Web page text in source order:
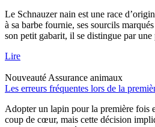
Le Schnauzer nain est une race
à sa barbe fournie, ses sourcils
son petit gabarit, il se distingue par
Lire
Nouveauté Assurance animaux
Les erreurs fréquentes lors de la
Adopter un lapin pour la première fois
coup de cœur, mais cette décision